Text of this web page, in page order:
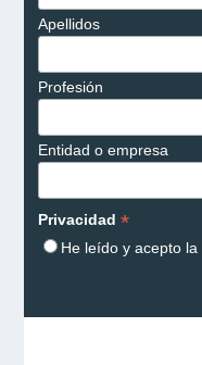
Apellidos
Profesión
Entidad o empresa
Privacidad *
He leído y acepto la